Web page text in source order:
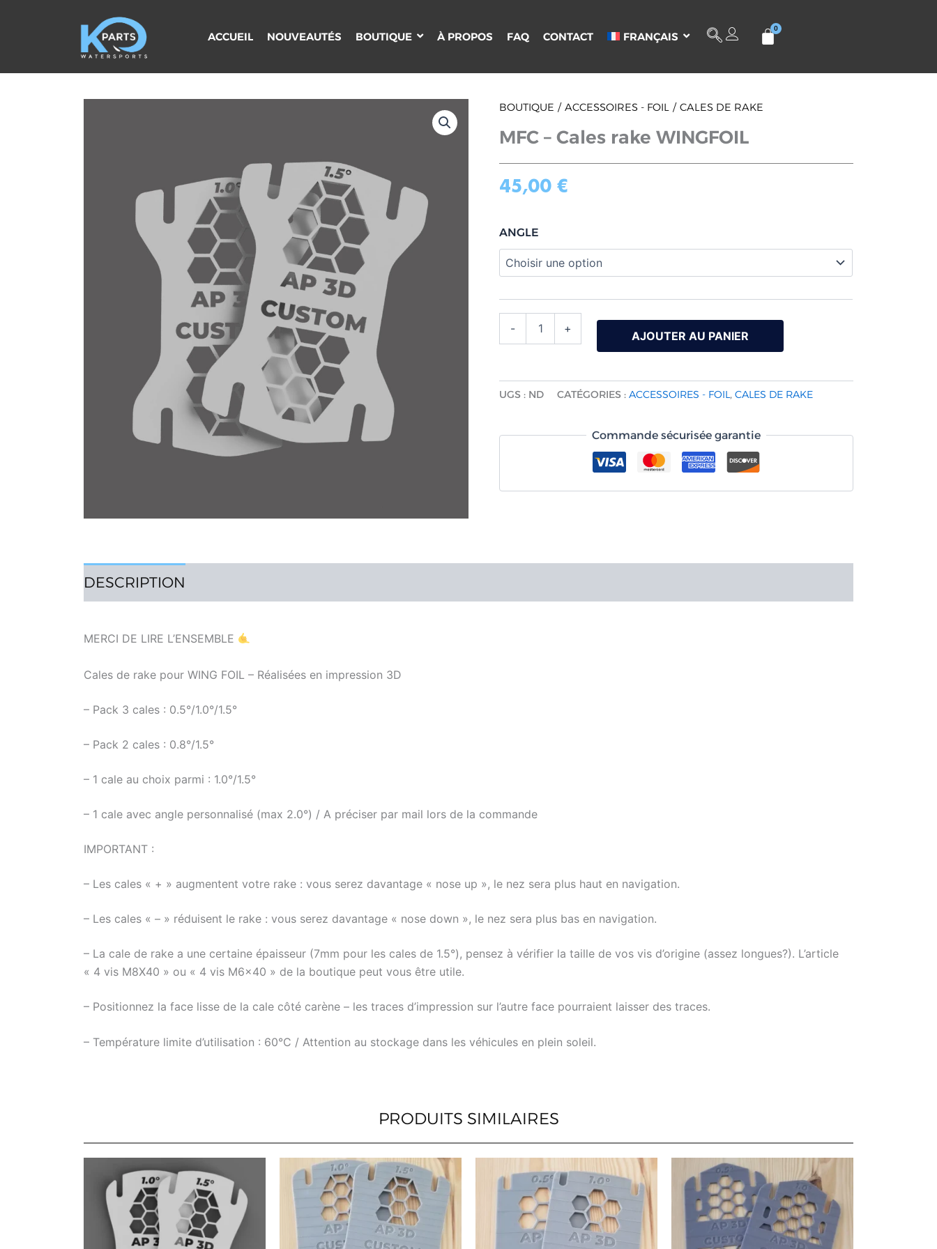
ACCUEIL NOUVEAUTÉS BOUTIQUE À PROPOS FAQ CONTACT FRANÇAIS
BOUTIQUE ACCESSOIRES - FOIL CALES DE RAKE
MFC – Cales rake WINGFOIL
45,00€
ANGLE
-
quantité
MFC
-
Cales
WINGFOIL
+
AJOUTER AU PANIER
UGS : ND CATÉGORIES :ACCESSOIRES - FOIL,CALES DE RAKE
Commande sécurisée garantie
DESCRIPTION
MERCI DE LIRE L’ENSEMBLE
Cales de rake pour WING FOIL – Réalisées en impression 3D
– Pack 3 cales : 0.5°/1.0°/1.5°
– Pack 2 cales : 0.8°/1.5°
– 1 cale au choix parmi : 1.0°/1.5°
– 1 cale avec angle personnalisé (max 2.0°) / A préciser par mail lors de la commande
IMPORTANT :
– Les cales « + » augmentent votre rake : vous serez davantage « nose up », le nez sera plus haut en navigation.
– Les cales « – » réduisent le rake : vous serez davantage « nose down », le nez sera plus bas en navigation.
– La cale de rake a une certaine épaisseur (7mm pour les cales de 1.5°), pensez à vérifier la taille de vos vis d’origine (assez longues?). L’article
« 4 vis M8X40 » ou « 4 vis M6x40 » de la boutique peut vous être utile.
– Positionnez la face lisse de la cale côté carène – les traces d’impression sur l’autre face pourraient laisser des traces.
– Température limite d’utilisation : 60°C / Attention au stockage dans les véhicules en plein soleil.
PRODUITS SIMILAIRES
produit
a
plusieurs
variations.
Ce
produit
plusieurs
variations.
Ce
produit
plusieurs
variations.
Ce
produit
a
plusieurs
variations.